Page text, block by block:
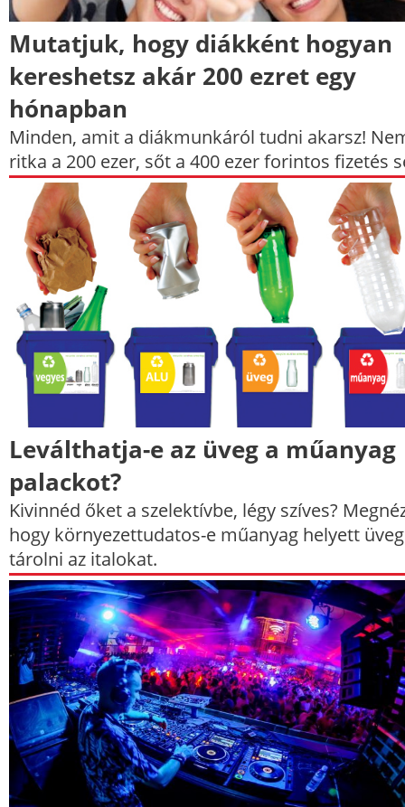
Mutatjuk, hogy diákként hogyan
kereshetsz akár 200 ezret egy
hónapban
Minden, amit a diákmunkáról tudni akarsz!
ritka a 200 ezer, sőt a 400 ezer forintos fizetés
Leválthatja-e az üveg a műanyag
palackot?
Kivinnéd őket a szelektívbe, légy szíves?
hogy környezettudatos-e műanyag helyett
tárolni az italokat.